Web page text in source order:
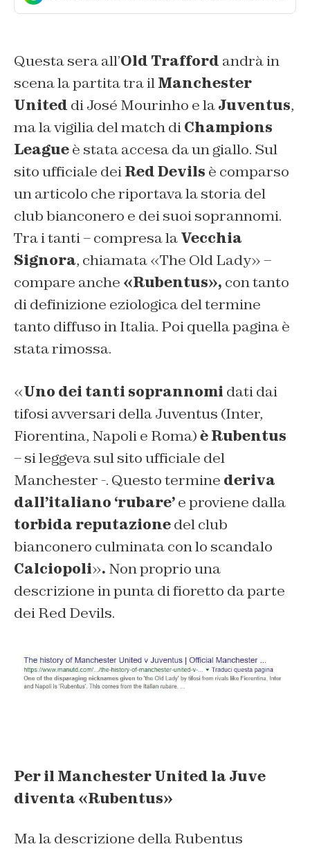
Questa sera all’Old Trafford andrà in
scena la partita tra ilManchester
United di José Mourinho e laJuventus,
ma la vigilia del match diChampions
Leagueè stata accesa da un giallo. Sul
sito ufficiale deiRed Devils è comparso
un articolo che riportava la storia del
club bianconero e dei suoi soprannomi.
Tra i tanti – compresa laVecchia
Signora, chiamata «The Old Lady» –
compare anche «Rubentus», con tanto
di definizione eziologica del termine
tanto diffuso in Italia. Poi quella pagina è
stata rimossa.
«Uno dei tanti soprannomi dati dai
tifosi avversari della Juventus (Inter,
Fiorentina, Napoli e Roma)è Rubentus
– si leggeva sul sito ufficiale del
Manchester -. Questo termine deriva
dall’italiano ‘rubare’e proviene dalla
torbida reputazionedel club
bianconero culminata con lo scandalo
Calciopoli». Non proprio una
descrizione in punta di fioretto da parte
dei Red Devils.
Per il Manchester United la Juve
diventa «Rubentus»
Ma la descrizione della Rubentus